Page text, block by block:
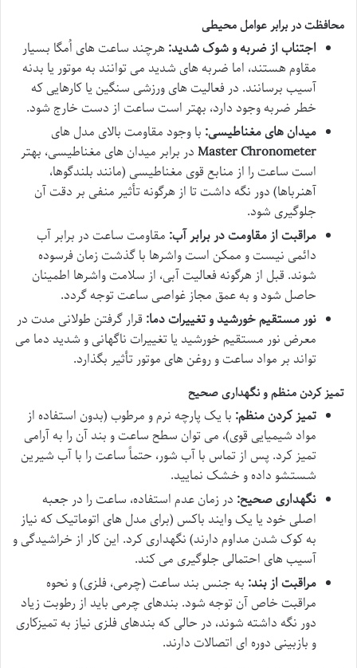
محافظت در برابر عوامل محیطی
اجتناب از ضربه و شوک شدید: هرچند ساعت های اُمگا بسیار
مقاوم هستند، اما ضربه های شدید می توانند به موتور یا بدنه
آسیب برسانند. در فعالیت های ورزشی سنگین یا کارهایی که
خطر ضربه وجود دارد، بهتر است ساعت از دست خارج شود.
میدان های مغناطیسی: با وجود مقاومت بالای مدل های
Master Chronometerدر برابر میدان های مغناطیسی، بهتر
است ساعت را از منابع قوی مغناطیسی (مانند بلندگوها،
آهنرباها) دور نگه داشت تا از هرگونه تأثیر منفی بر دقت آن
جلوگیری شود.
مراقبت از مقاومت در برابر آب: مقاومت ساعت در برابر آب
دائمی نیست و ممکن است واشرها با گذشت زمان فرسوده
شوند. قبل از هرگونه فعالیت آبی، از سلامت واشرها اطمینان
حاصل شود و به عمق مجاز غواصی ساعت توجه گردد.
نور مستقیم خورشید و تغییرات دما: قرار گرفتن طولانی مدت در
معرض نور مستقیم خورشید یا تغییرات ناگهانی و شدید دما می
تواند بر مواد ساعت و روغن های موتور تأثیر بگذارد.
تمیز کردن منظم و نگهداری صحیح
تمیز کردن منظم: با یک پارچه نرم و مرطوب (بدون استفاده از
مواد شیمیایی قوی)، می توان سطح ساعت و بند آن را به آرامی
تمیز کرد. پس از تماس با آب شور، حتماً ساعت را با آب شیرین
شستشو داده و خشک نمایید.
نگهداری صحیح: در زمان عدم استفاده، ساعت را در جعبه
اصلی خود یا یک وایند باکس (برای مدل های اتوماتیک که نیاز
به کوک شدن مداوم دارند) نگهداری کرد. این کار از خراشیدگی و
آسیب های احتمالی جلوگیری می کند.
مراقبت از بند: به جنس بند ساعت (چرمی، فلزی) و نحوه
مراقبت خاص آن توجه شود. بندهای چرمی باید از رطوبت زیاد
دور نگه داشته شوند، در حالی که بندهای فلزی نیاز به تمیزکاری
و بازبینی دوره ای اتصالات دارند.